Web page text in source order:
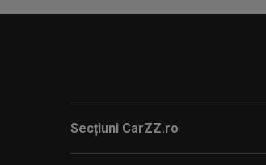
Secțiuni CarZZ.ro